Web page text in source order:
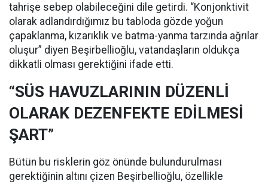
tahrişe sebep olabileceğini dile getirdi. “Konjonktivit
olarak adlandırdığımız bu tabloda gözde yoğun
çapaklanma, kızarıklık ve batma-yanma tarzında ağrılar
oluşur” diyen Beşirbellioğlu, vatandaşların oldukça
dikkatli olması gerektiğini ifade etti.
“SÜS HAVUZLARININ DÜZENLİ
OLARAK DEZENFEKTE EDİLMESİ
ŞART”
Bütün bu risklerin göz önünde bulundurulması
gerektiğinin altını çizen Beşirbellioğlu, özellikle